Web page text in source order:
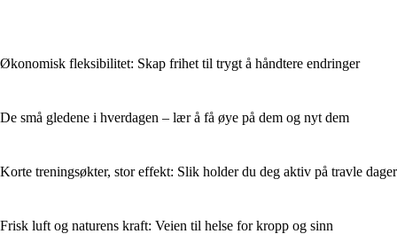
Økonomisk fleksibilitet: Skap frihet til trygt å håndtere endringer
De små gledene i hverdagen – lær å få øye på dem og nyt dem
Korte treningsøkter, stor effekt: Slik holder du deg aktiv på travle dager
Frisk luft og naturens kraft: Veien til helse for kropp og sinn